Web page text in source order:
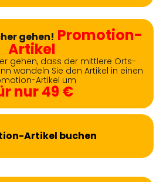
gehen! Promotion-
Artikel
gehen, dass der mittlere Orts-
wandeln Sie den Artikel in einen
Artikel um
nur 49 €
Artikel buchen